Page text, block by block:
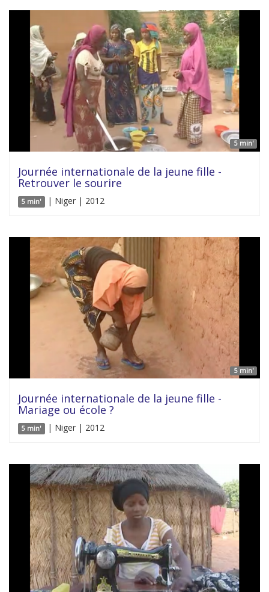
5 min'
Journée internationale de la jeune fille -
Retrouver le sourire
5 min' | Niger | 2012
5 min'
Journée internationale de la jeune fille -
Mariage ou école ?
5 min' | Niger | 2012